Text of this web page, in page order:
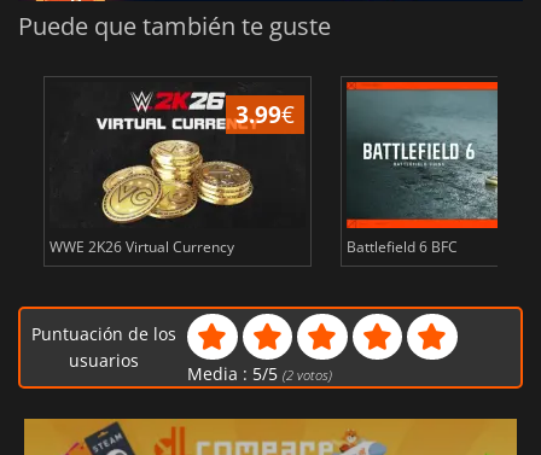
Puede que también te guste
3.99€
WWE 2K26 Virtual Currency Battlefield 6 BFC
Puntuación de los
usuarios
Media : 5/5 (2votos)